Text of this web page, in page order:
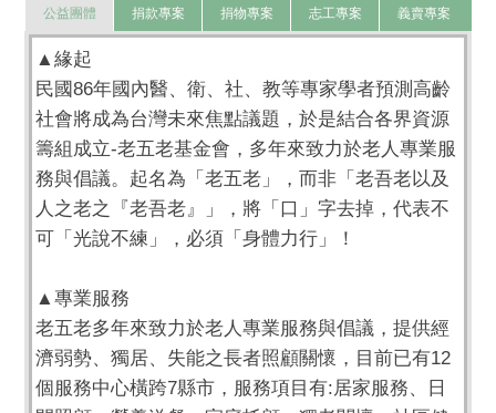
公益團體 捐款專案 捐物專案 志工專案 義賣專案
▲緣起
民國86年國內醫、衛、社、教等專家學者預測高齡
社會將成為台灣未來焦點議題，於是結合各界資源
籌組成立-老五老基金會，多年來致力於老人專業服
務與倡議。起名為「老五老」，而非「老吾老以及
人之老之『老吾老』」，將「口」字去掉，代表不
可「光說不練」，必須「身體力行」！
▲專業服務
老五老多年來致力於老人專業服務與倡議，提供經
濟弱勢、獨居、失能之長者照顧關懷，目前已有12
個服務中心橫跨7縣市，服務項目有:居家服務、日